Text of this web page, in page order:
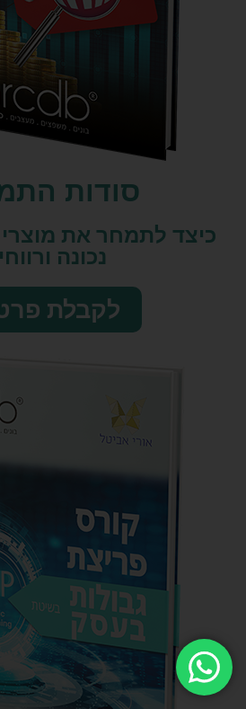
סודות
כיצד לתמחר את
נכונה
לקבלת